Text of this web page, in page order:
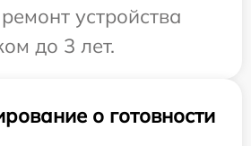
устройства
до 3 лет.
о готовности